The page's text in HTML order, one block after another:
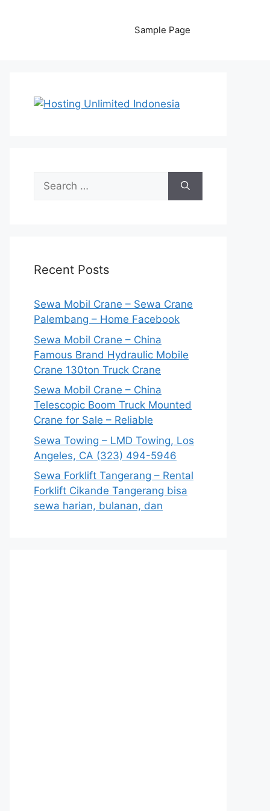
Sample Page
Search
for:
Recent Posts
Sewa Mobil Crane – Sewa Crane
Palembang – Home Facebook
Sewa Mobil Crane – China
Famous Brand Hydraulic Mobile
Crane 130ton Truck Crane
Sewa Mobil Crane – China
Telescopic Boom Truck Mounted
Crane for Sale – Reliable
Sewa Towing – LMD Towing, Los
Angeles, CA (323) 494-5946
Sewa Forklift Tangerang – Rental
Forklift Cikande Tangerang bisa
sewa harian, bulanan, dan